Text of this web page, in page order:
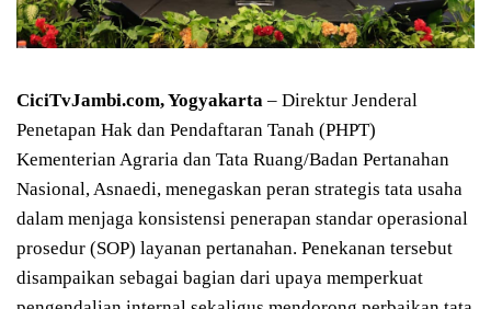
CiciTvJambi.com, Yogyakarta – Direktur Jenderal
Penetapan Hak dan Pendaftaran Tanah (PHPT)
Kementerian Agraria dan Tata Ruang/Badan Pertanahan
Nasional, Asnaedi, menegaskan peran strategis tata usaha
dalam menjaga konsistensi penerapan standar operasional
prosedur (SOP) layanan pertanahan. Penekanan tersebut
disampaikan sebagai bagian dari upaya memperkuat